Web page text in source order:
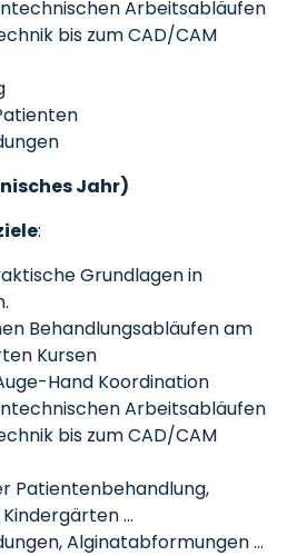
Arbeitsabläufen
bis zum CAD/CAM
Jahr)
:
Grundlagen in
Behandlungsabläufen am
Kursen
Hand Koordination
Arbeitsabläufen
bis zum CAD/CAM
Patientenbehandlung,
...
Alginatabformungen ...